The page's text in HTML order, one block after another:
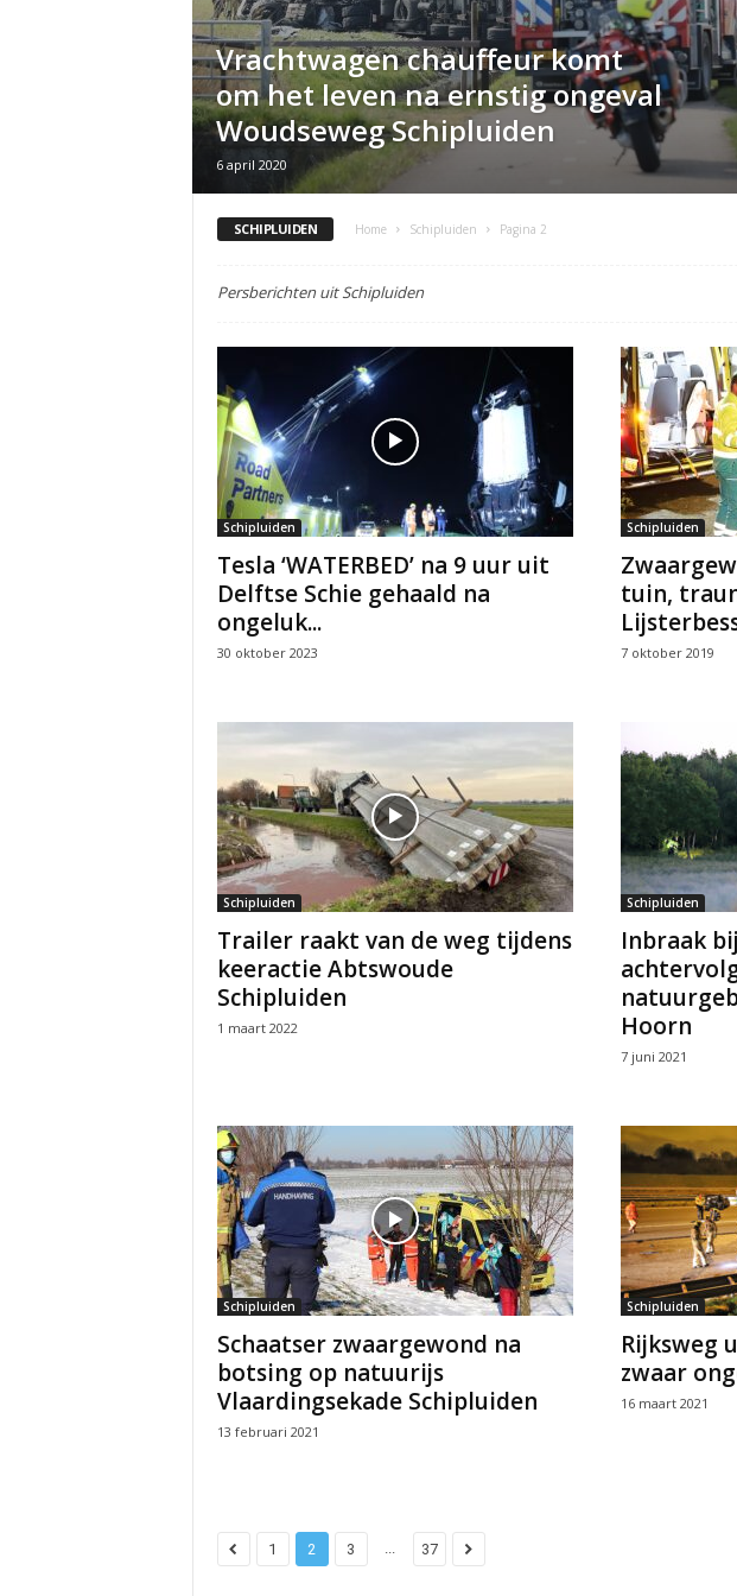
Vrachtwagen chauffeur komt
om het leven na ernstig ongeval
Woudseweg Schipluiden
6 april 2020
SCHIPLUIDEN Home Schipluiden Pagina 2
Persberichten uit Schipluiden
Schipluiden
Tesla ‘WATERBED’ na 9 uur uit
Delftse Schie gehaald na
ongeluk...
30 oktober 2023
Schipluiden
tuin,
7 oktober 2019
Schipluiden
Trailer raakt van de weg tijdens
keeractie Abtswoude
Schipluiden
1 maart 2022
Schipluiden
Inbraak
Hoorn
7 juni 2021
Schipluiden
Schaatser zwaargewond na
botsing op natuurijs
Vlaardingsekade Schipluiden
13 februari 2021
Schipluiden
Rijksweg
zwaar
16 maart 2021
1 2 3 ... 37